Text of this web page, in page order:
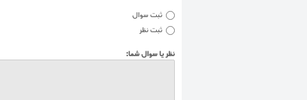
ثبت سوال
ثبت نظر
نظر یا سوال شما: